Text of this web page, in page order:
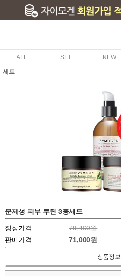
ALL SET NEW
세트
문제성 피부 루틴 3종세트
정상가격
79,400원
판매가격
71,000원
상품정보